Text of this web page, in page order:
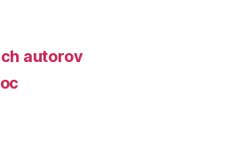
autorov